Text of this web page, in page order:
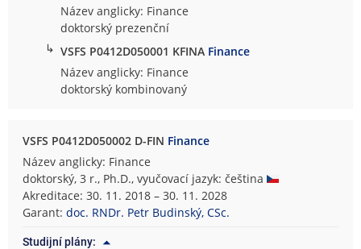
Název anglicky: Finance
doktorský prezenční
↳ VSFS P0412D050001 KFINA Finance
Název anglicky: Finance
doktorský kombinovaný
VSFS P0412D050002 D-FIN Finance
Název anglicky: Finance
doktorský, 3 r., Ph.D., vyučovací jazyk: čeština
Akreditace: 30. 11. 2018 – 30. 11. 2028
Garant:doc. RNDr. Petr Budinský, CSc.
Studijní plány: